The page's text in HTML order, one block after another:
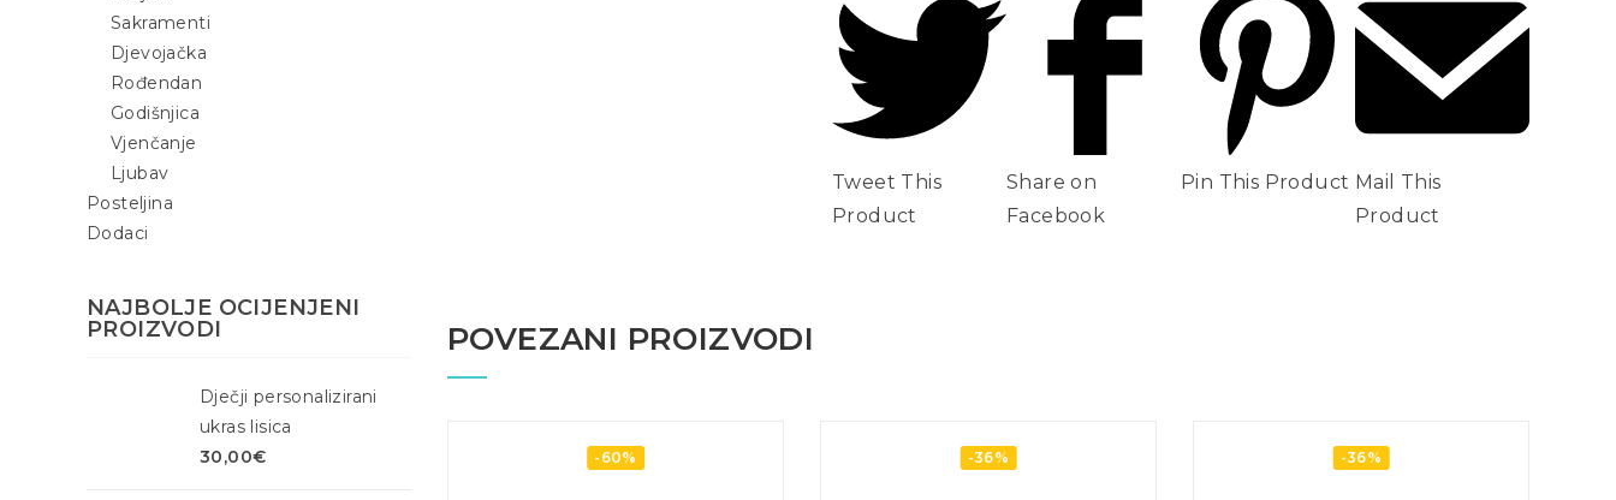
Tweet This
Product
Share on
Facebook
Pin This Product Mail This
Product
POVEZANI PROIZVODI
-60% -36% -36%
Sakramenti
Djevojačka
Rođendan
Godišnjica
Vjenčanje
Ljubav
Posteljina
Dodaci
NAJBOLJE OCIJENJENI
PROIZVODI
Dječji personalizirani
ukras lisica
30,00€